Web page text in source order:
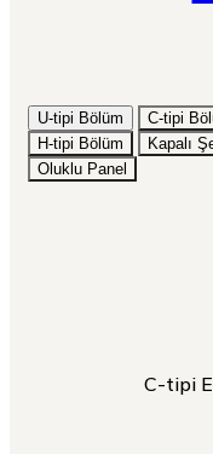
U-tipi Bölüm C-tipi
H-tipi Bölüm
Kapalı
Oluklu Panel
C-tipi